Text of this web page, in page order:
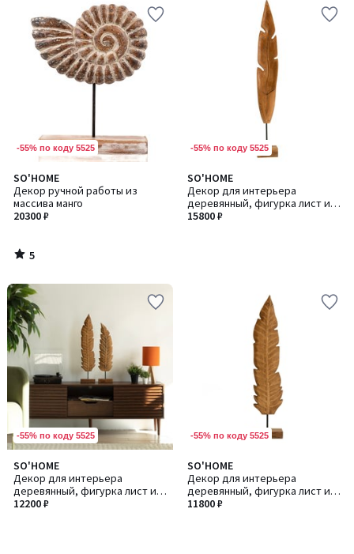
-55% по коду 5525
SO'HOME
Декор ручной работы из
массива манго
20300 ₽
5
/
5
5
/
-55% по коду 5525
SO'HOME
Декор для интерьера
деревянный, фигурка лист из
манго
15800 ₽
-55% по коду 5525
SO'HOME
Декор для интерьера
деревянный, фигурка лист из
манго
12200 ₽
-55% по коду 5525
SO'HOME
Декор для интерьера
деревянный, фигурка лист из
манго
11800 ₽